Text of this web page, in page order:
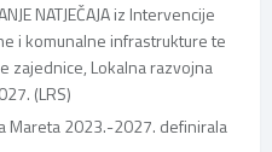
NATJEČAJA iz Intervencije
i komunalne infrastrukture te
zajednice, Lokalna razvojna
(LRS)
Mareta 2023.-2027. definirala